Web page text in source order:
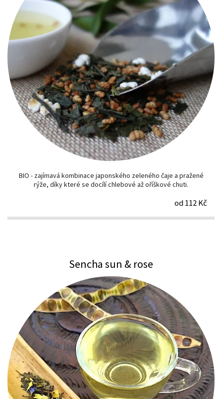
BIO - zajímavá kombinace japonského zeleného čaje a pražené
rýže, díky které se docílí chlebové až oříškové chuti.
od 112 Kč
Sencha sun & rose